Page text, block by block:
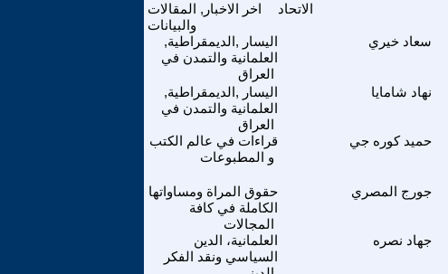
اخر الاخبار, المقالات
والبيانات
الاتحاد
اليسار ,الديمقراطية,
العلمانية والتمدن في
العراق
سعاد خيري
اليسار ,الديمقراطية,
العلمانية والتمدن في
العراق
نهاد شامايا
قراءات في عالم الكتب
و المطبوعات
حميد كوره جي
حقوق المراة ومساواتها
الكاملة في كافة
المجالات
جورج المصري
العلمانية، الدين
السياسي ونقد الفكر
جهاد نصره